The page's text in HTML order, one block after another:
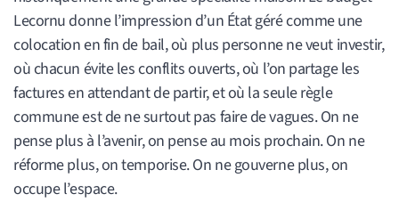
Lecornu donne l’impression d’un État géré comme une
colocation en fin de bail, où plus personne ne veut investir,
où chacun évite les conflits ouverts, où l’on partage les
factures en attendant de partir, et où la seule règle
commune est de ne surtout pas faire de vagues. On ne
pense plus à l’avenir, on pense au mois prochain. On ne
réforme plus, on temporise. On ne gouverne plus, on
occupe l’espace.